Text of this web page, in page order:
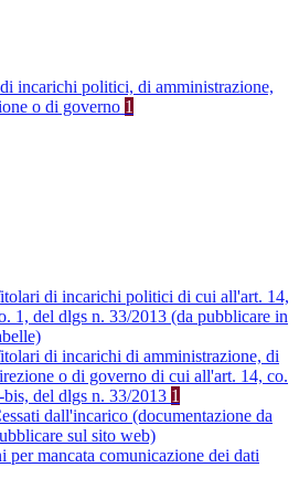
incarichi politici, di amministrazione,
o di governo 1
di incarichi politici di cui all'art. 14,
1, del dlgs n. 33/2013 (da pubblicare in
di incarichi di amministrazione, di
o di governo di cui all'art. 14, co.
bis, del dlgs n. 33/2013 1
dall'incarico (documentazione da
sul sito web)
per mancata comunicazione dei dati